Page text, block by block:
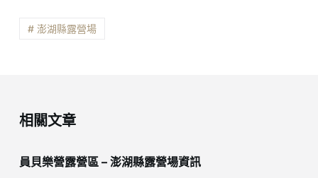
# 澎湖縣露營場
相關文章
員貝樂營露營區 – 澎湖縣露營場資訊